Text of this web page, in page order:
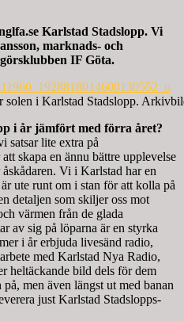
Karlstad Stadslopp. Vi
marknads- och
IF Göta.
i Karlstad Stadslopp.
i år jämfört med förra året?
satsar lite extra på
skapa en ännu bättre upplevelse
Vi i Karlstad har en
ute runt om i stan för att kolla på
detaljen som skiljer oss mot
värmen från de glada
av sig på löparna är en styrka
i år erbjuda livesänd radio,
med Karlstad Nya Radio,
heltäckande bild dels för dem
men även längst ut med banan
just Karlstad Stadslopps-